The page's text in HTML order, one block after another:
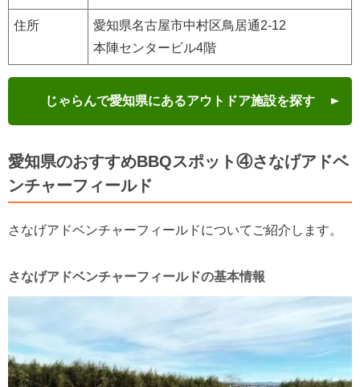
住所
愛知県名古屋市中村区鳥居通2-12
本陣センタービル4階
じゃらんで愛知県にあるアウトドア施設を探す
愛知県のおすすめBBQスポット④さなげアドベ
ンチャーフィールド
さなげアドベンチャーフィールドについてご紹介します。
さなげアドベンチャーフィールドの基本情報